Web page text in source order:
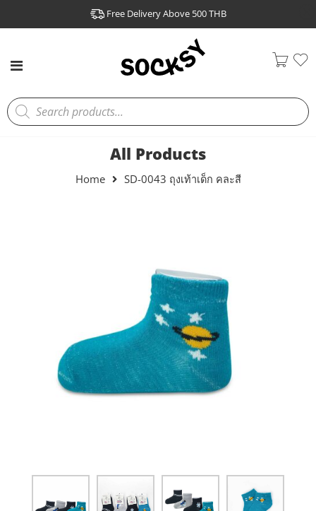
Free Delivery Above 500 THB
All Products
Home SD-0043 ถุงเท้าเด็ก คละสี